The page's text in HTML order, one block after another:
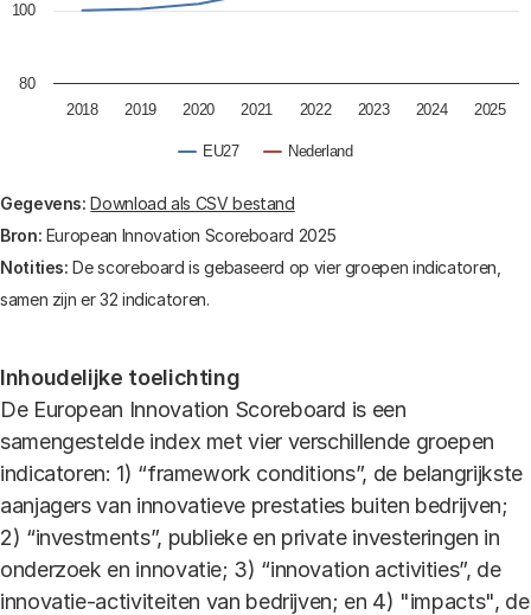
EU27 Nederland
2018 2019 2020 2021 2022 2023 2024 2025
100
80
End of interactive chart.
Gegevens: Download als CSV bestand
Bron: European Innovation Scoreboard 2025
Notities: De scoreboard is gebaseerd op vier groepen indicatoren,
samen zijn er 32 indicatoren.
Inhoudelijke toelichting
De European Innovation Scoreboard is een
samengestelde index met vier verschillende groepen
indicatoren: 1) “framework conditions”, de belangrijkste
aanjagers van innovatieve prestaties buiten bedrijven;
2) “investments”, publieke en private investeringen in
onderzoek en innovatie; 3) “innovation activities”, de
innovatie-activiteiten van bedrijven; en 4) "impacts", de